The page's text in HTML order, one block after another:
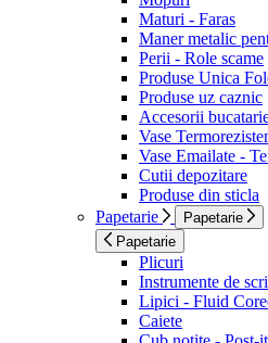
Maturi - Faras
Maner metalic
Perii - Role scame
Produse Unica
Produse uz caznic
Accesorii
Vase
Vase Emailate -
Cutii depozitare
Produse din sticla
Papetarie
Papetarie
Papetarie
Plicuri
Instrumente de
Lipici - Fluid
Caiete